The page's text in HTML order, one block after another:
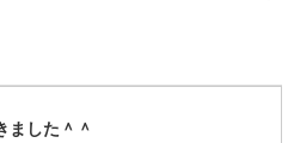
ました＾＾